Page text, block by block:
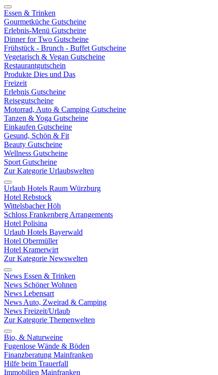
Essen & Trinken
Gourmetküche Gutscheine
Erlebnis-Menü Gutscheine
Dinner for Two Gutscheine
Frühstück - Brunch - Buffet Gutscheine
Vegetarisch & Vegan Gutscheine
Restaurantgutschein
Produkte Dies und Das
Freizeit
Erlebnis Gutscheine
Reisegutscheine
Motorrad, Auto & Camping Gutscheine
Tanzen & Yoga Gutscheine
Einkaufen Gutscheine
Gesund, Schön & Fit
Beauty Gutscheine
Wellness Gutscheine
Sport Gutscheine
Zur Kategorie Urlaubswelten
Urlaub Hotels Raum Würzburg
Hotel Rebstock
Wittelsbacher Höh
Schloss Frankenberg Arrangements
Hotel Polisina
Urlaub Hotels Bayerwald
Hotel Obermüller
Hotel Kramerwirt
Zur Kategorie Newswelten
News Essen & Trinken
News Schöner Wohnen
News Lebensart
News Auto, Zweirad & Camping
News Freizeit/Urlaub
Zur Kategorie Themenwelten
Bio, & Naturweine
Fugenlose Wände & Böden
Finanzberatung Mainfranken
Hilfe beim Trauerfall
Immobilien Mainfranken